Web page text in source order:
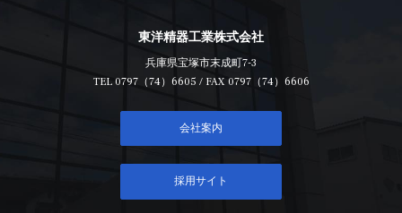
東洋精器工業株式会社
兵庫県宝塚市末成町7-3
TEL 0797（74）6605 / FAX 0797（74）6606
会社案内
採用サイト